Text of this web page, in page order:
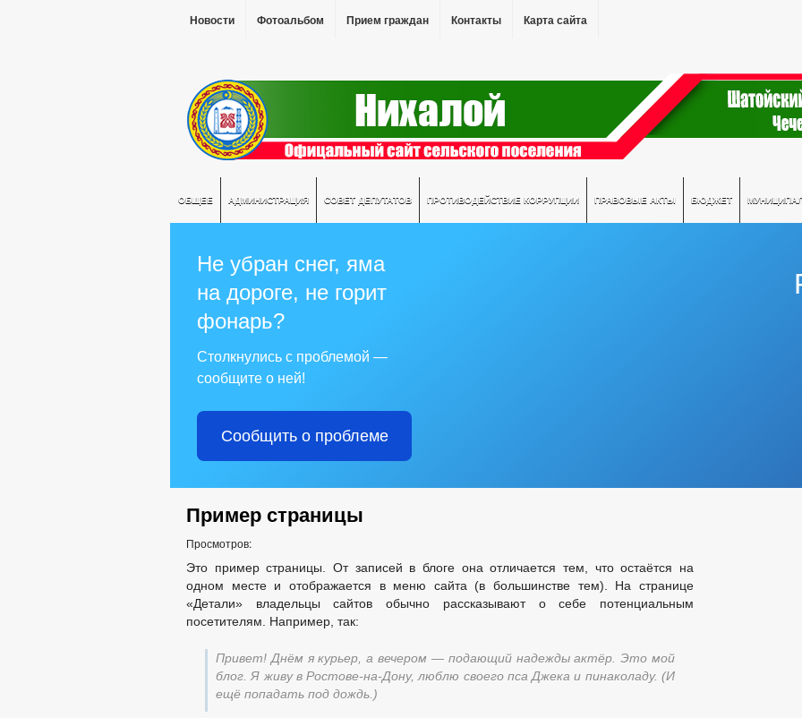
Новости Фотоальбом Прием граждан Контакты Карта сайта
ОБЩЕЕ АДМИНИСТРАЦИЯ СОВЕТ ДЕПУТАТОВ ПРОТИВОДЕЙСТВИЕ КОРРУПЦИИ ПРАВОВЫЕ АКТЫ БЮДЖЕТ
Не убран снег, яма
на дороге, не горит
фонарь?
Столкнулись с проблемой —
сообщите о ней!
Сообщить о проблеме
Пример страницы
Просмотров:
Это пример страницы. От записей в блоге она отличается тем, что остаётся на
одном месте и отображается в меню сайта (в большинстве тем). На странице
«Детали» владельцы сайтов обычно рассказывают о себе потенциальным
посетителям. Например, так:
Привет! Днём я курьер, а вечером — подающий надежды актёр. Это мой
блог. Я живу в Ростове-на-Дону, люблю своего пса Джека и пинаколаду. (И
ещё попадать под дождь.)